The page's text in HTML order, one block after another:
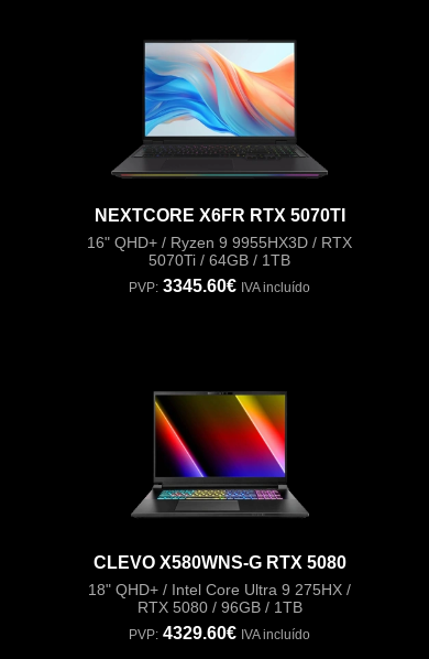
NEXTCORE X6FR RTX 5070TI
16" QHD+ / Ryzen 9 9955HX3D / RTX
5070Ti / 64GB / 1TB
PVP: 3345.60€ IVA incluído
CLEVO X580WNS-G RTX 5080
18" QHD+ / Intel Core Ultra 9 275HX /
RTX 5080 / 96GB / 1TB
PVP: 4329.60€ IVA incluído